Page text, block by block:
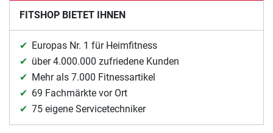
FITSHOP BIETET IHNEN
Europas Nr. 1 für Heimfitness
über 4.000.000 zufriedene Kunden
Mehr als 7.000 Fitnessartikel
69 Fachmärkte vor Ort
75 eigene Servicetechniker